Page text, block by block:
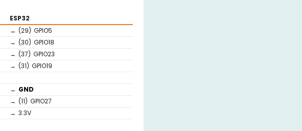
ESP32
→ (29) GPIO5
→ (30) GPIO18
→ (37) GPIO23
→ (31) GPIO19
→ GND
→ (11) GPIO27
→ 3.3V